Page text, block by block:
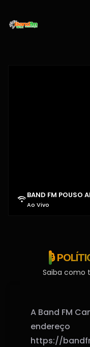
BAND FM POUSO
Ao Vivo
🔒
Saiba como
A Band FM
endereço
https://